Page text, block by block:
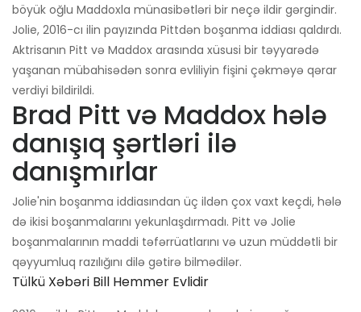
böyük oğlu Maddoxla münasibətləri bir neçə ildir gərgindir.
Jolie, 2016-cı ilin payızında Pittdən boşanma iddiası qaldırdı.
Aktrisanın Pitt və Maddox arasında xüsusi bir təyyarədə
yaşanan mübahisədən sonra evliliyin fişini çəkməyə qərar
verdiyi bildirildi.
Brad Pitt və Maddox hələ
danışıq şərtləri ilə
danışmırlar
Jolie'nin boşanma iddiasından üç ildən çox vaxt keçdi, hələ
də ikisi boşanmalarını yekunlaşdırmadı. Pitt və Jolie
boşanmalarının maddi təfərrüatlarını və uzun müddətli bir
qəyyumluq razılığını dilə gətirə bilmədilər.
Tülkü Xəbəri Bill Hemmer Evlidir